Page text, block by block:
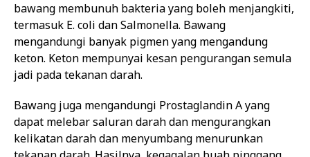
bawang membunuh bakteria yang boleh menjangkiti,
termasuk E. coli dan Salmonella. Bawang
mengandungi banyak pigmen yang mengandung
keton. Keton mempunyai kesan pengurangan semula
jadi pada tekanan darah.
Bawang juga mengandungi Prostaglandin A yang
dapat melebar saluran darah dan mengurangkan
kelikatan darah dan menyumbang menurunkan